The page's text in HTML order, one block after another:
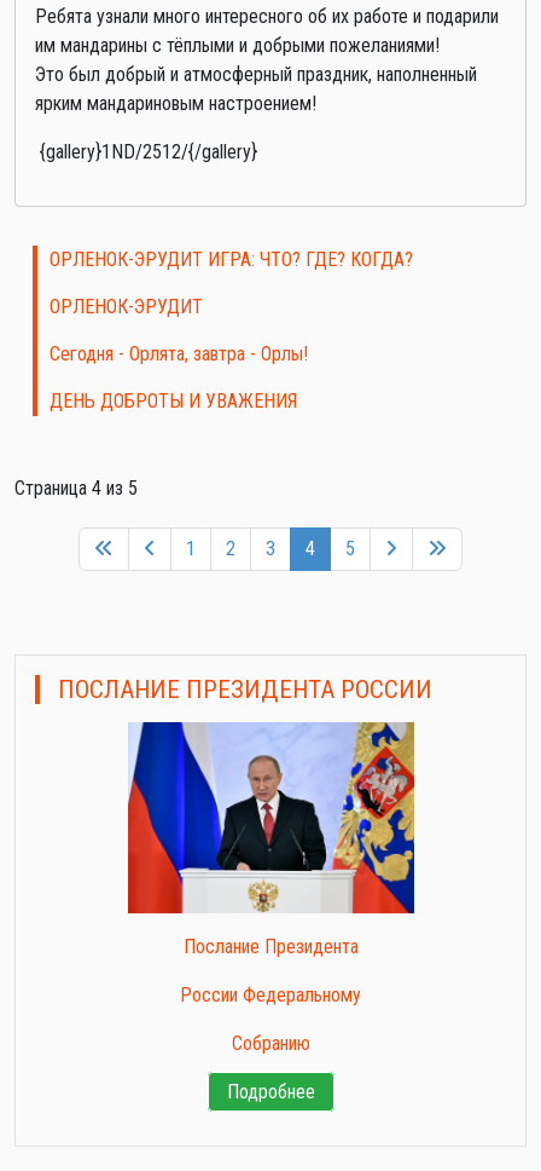
Ребята узнали много интересного об их работе и подарили
им мандарины с тёплыми и добрыми пожеланиями!
Это был добрый и атмосферный праздник, наполненный
ярким мандариновым настроением!
{gallery}1ND/2512/{/gallery}
ОРЛЕНОК-ЭРУДИТ ИГРА: ЧТО? ГДЕ? КОГДА?
ОРЛЕНОК-ЭРУДИТ
Сегодня - Орлята, завтра - Орлы!
ДЕНЬ ДОБРОТЫ И УВАЖЕНИЯ
Страница 4 из 5
1 2 3 4 5
ПОСЛАНИЕ ПРЕЗИДЕНТА РОССИИ
Послание Президента
России Федеральному
Собранию
Подробнее